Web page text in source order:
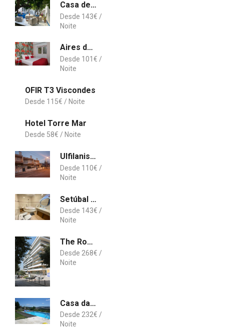
Casa de Férias Ilha ALFRIDA
143€
Aires da Serra Hotel
101 €
OFIR T3 Viscondes
115€
Hotel Torre Mar
58€
Ulfilanis Vila
110€
Setúbal Oasis House
143€
The Roof Praia da Rocha
268€
Casa da Pedra
232€